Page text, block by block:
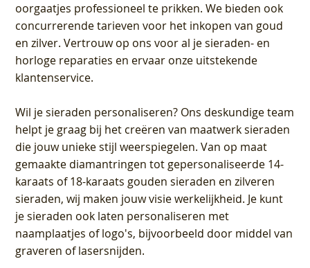
oorgaatjes professioneel te prikken. We bieden ook
concurrerende tarieven voor het inkopen van goud
en zilver. Vertrouw op ons voor al je sieraden- en
horloge reparaties en ervaar onze uitstekende
klantenservice.
Wil je sieraden personaliseren? Ons deskundige team
helpt je graag bij het creëren van maatwerk sieraden
die jouw unieke stijl weerspiegelen. Van op maat
gemaakte diamantringen tot gepersonaliseerde 14-
karaats of 18-karaats gouden sieraden en zilveren
sieraden, wij maken jouw visie werkelijkheid. Je kunt
je sieraden ook laten personaliseren met
naamplaatjes of logo's, bijvoorbeeld door middel van
graveren of lasersnijden.